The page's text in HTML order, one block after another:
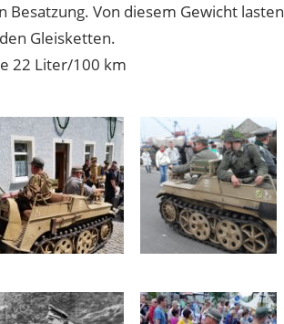
Von diesem Gewicht lasten
Gleisketten.
22 Liter/100 km